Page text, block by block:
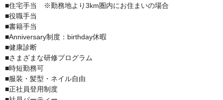
■住宅手当　※勤務地より3km圏内にお住まいの場合
■役職手当
■書籍手当
■Anniversary制度：birthday休暇
■健康診断
■さまざまな研修プログラム
■時短勤務可
■服装・髪型・ネイル自由
■正社員登用制度